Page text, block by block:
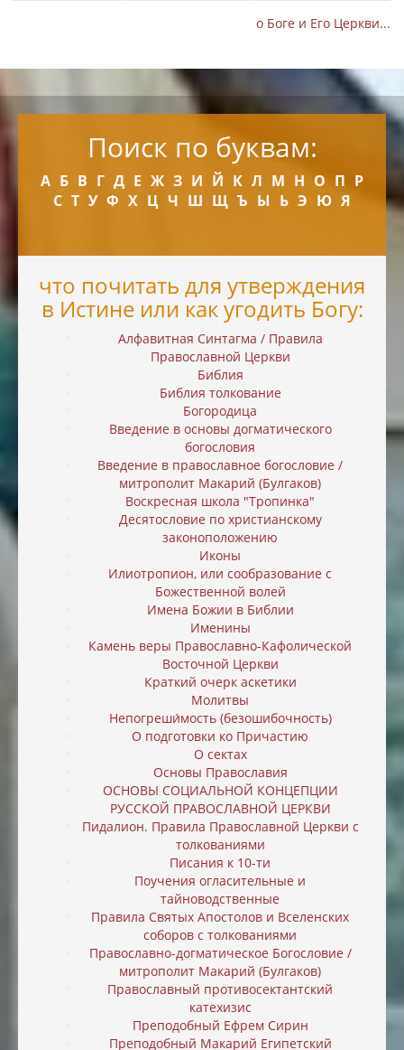
о Боге и Его Церкви...
Поиск по буквам:
А Б В Г Д Е Ж З И Й К Л М Н О П Р
С Т У Ф Х Ц Ч Ш Щ Ъ Ы Ь Э Ю Я
что почитать для утверждения
в Истине или как угодить Богу:
Алфавитная Синтагма / Правила
Православной Церкви
Библия
Библия толкование
Богородица
Введение в основы догматического
богословия
Введение в православное богословие /
митрополит Макарий (Булгаков)
Воскресная школа "Тропинка"
Десятословие по христианскому
законоположению
Иконы
Илиотропион, или cообразование с
Божественной волей
Имена Божии в Библии
Именины
Камень веры Православно-Кафолической
Восточной Церкви
Краткий очерк аскетики
Молитвы
Непогреши́мость (безошибочность)
О подготовки ко Причастию
О сектах
Основы Православия
ОСНОВЫ СОЦИАЛЬНОЙ КОНЦЕПЦИИ
РУССКОЙ ПРАВОСЛАВНОЙ ЦЕРКВИ
Пидалион. Правила Православной Церкви с
толкованиями
Писания к 10-ти
Поучения огласительные и
тайноводственные
Правила Святых Апостолов и Вселенских
соборов с толкованиями
Православно-догматическое Богословие /
митрополит Макарий (Булгаков)
Православный противосектантский
катехизис
Преподобный Ефрем Сирин
Преподобный Макарий Египетский